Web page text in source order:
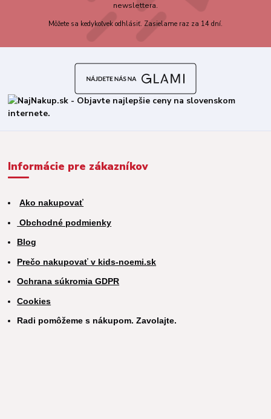
newslettera.
Môžete sa kedykoľvek odhlásiť. Zasielame raz za 14 dní.
Informácie pre zákazníkov
Ako nakupovať
Obchodné podmienky
Blog
Prečo nakupovať v kids-noemi.sk
Ochrana súkromia GDPR
Cookies
Radi pomôžeme s nákupom. Zavolajte.